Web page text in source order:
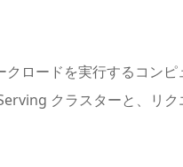
ロードを実行するコン
クラスターと、リ